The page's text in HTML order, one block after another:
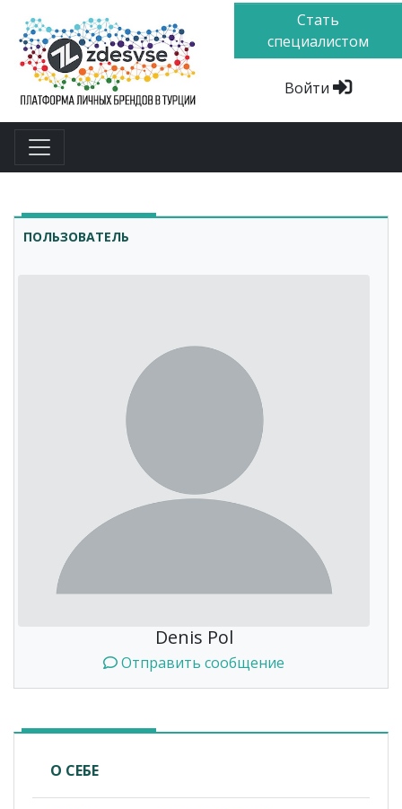
Стать
специалистом
Войти
ПОЛЬЗОВАТЕЛЬ
Denis Pol
Отправить сообщение
О СЕБЕ